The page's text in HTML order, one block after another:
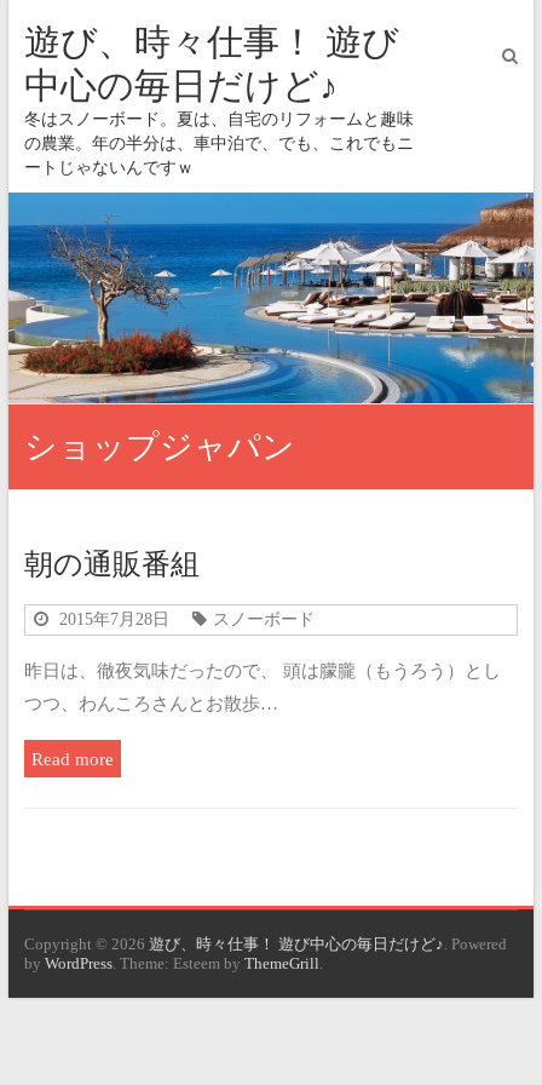
遊び、時々仕事！ 遊び
中心の毎日だけど♪
冬はスノーボード。夏は、自宅のリフォームと趣味
の農業。年の半分は、車中泊で、でも、これでもニ
ートじゃないんですｗ
ショップジャパン
朝の通販番組
2015年7月28日 スノーボード
昨日は、徹夜気味だったので、 頭は朦朧（もうろう）とし
つつ、わんころさんとお散歩…
Read more
Copyright © 2026 遊び、時々仕事！ 遊び中心の毎日だけど♪ . Powered
by WordPress. Theme: Esteem by ThemeGrill